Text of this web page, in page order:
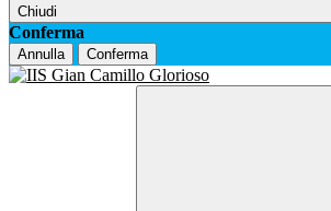
Chiudi
Conferma
Annulla Conferma